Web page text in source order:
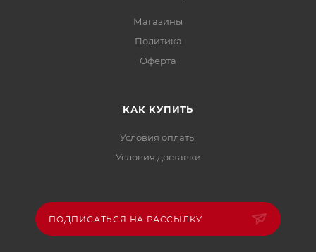
Магазины
Политика
Офертa
КАК КУПИТЬ
Условия оплаты
Условия доставки
ПОДПИСАТЬСЯ НА РАССЫЛКУ